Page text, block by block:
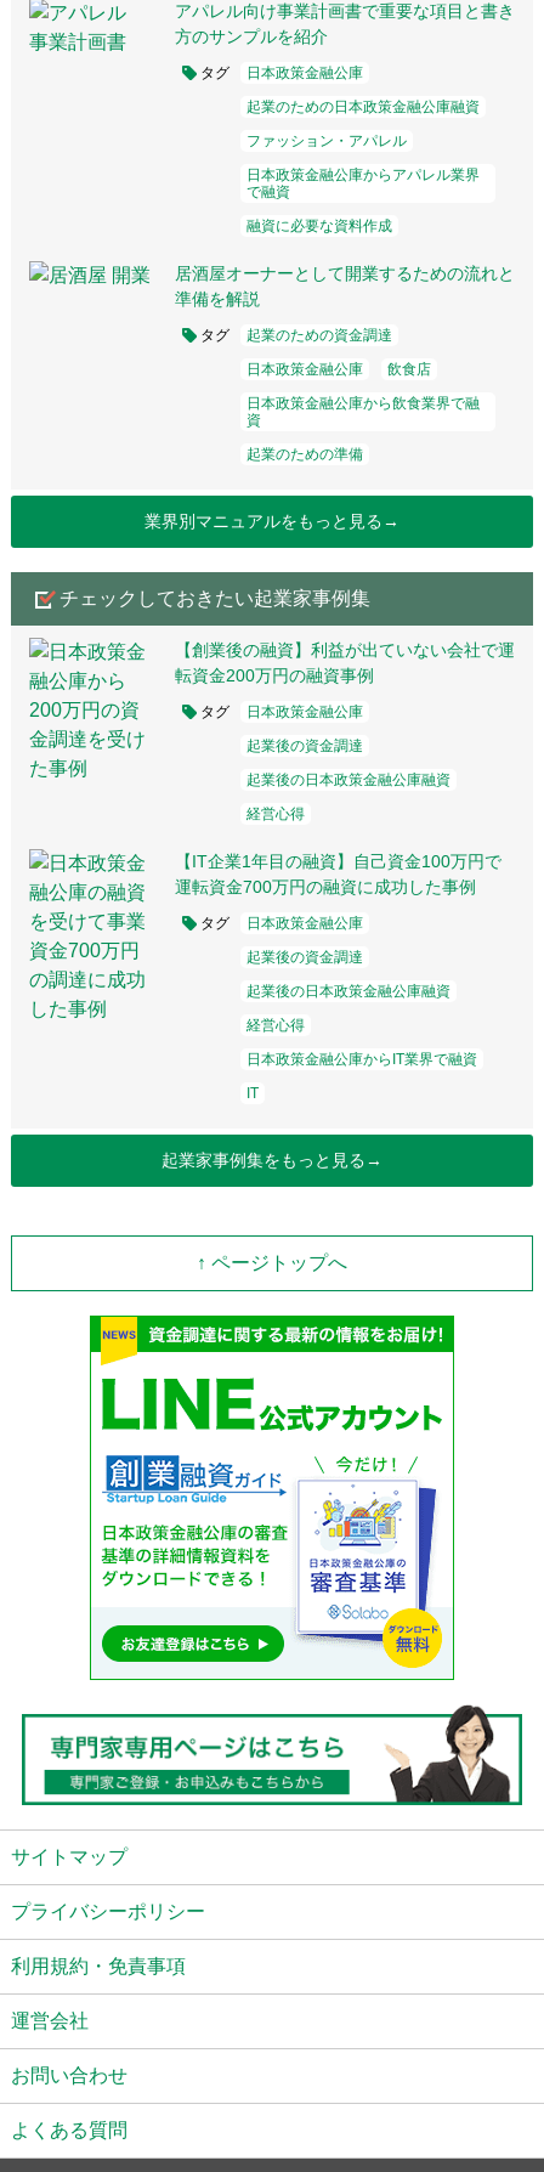
アパレル向け事業計画書で重要な項目と書き
方のサンプルを紹介
タグ
日本政策金融公庫
起業のための日本政策金融公庫融資
ファッション・アパレル
日本政策金融公庫からアパレル業界
で融資
融資に必要な資料作成
居酒屋オーナーとして開業するための流れと
準備を解説
タグ
起業のための資金調達
日本政策金融公庫
飲食店
日本政策金融公庫から飲食業界で融
資
起業のための準備
業界別マニュアルをもっと見る→
チェックしておきたい起業家事例集
【創業後の融資】利益が出ていない会社で運
転資金200万円の融資事例
タグ
日本政策金融公庫
起業後の資金調達
起業後の日本政策金融公庫融資
経営心得
【IT企業1年目の融資】自己資金100万円で
運転資金700万円の融資に成功した事例
タグ
日本政策金融公庫
起業後の資金調達
起業後の日本政策金融公庫融資
経営心得
日本政策金融公庫からIT業界で融資
IT
起業家事例集をもっと見る→
↑ ページトップへ
サイトマップ
プライバシーポリシー
利用規約・免責事項
運営会社
お問い合わせ
よくある質問